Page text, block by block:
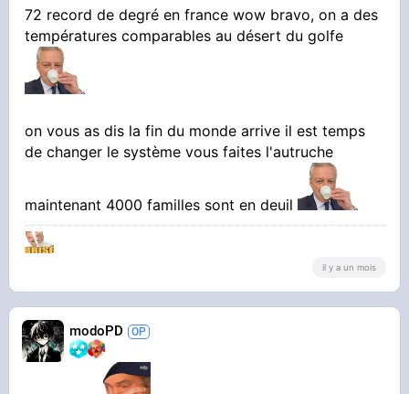
72 record de degré en france wow bravo, on a des
températures comparables au désert du golfe
on vous as dis la fin du monde arrive il est temps
de changer le système vous faites l'autruche
maintenant 4000 familles sont en deuil
il y a un mois
modoPD